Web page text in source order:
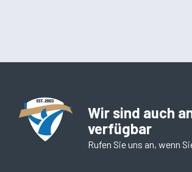
Wir sind auch
verfügbar
Rufen Sie uns an, wenn